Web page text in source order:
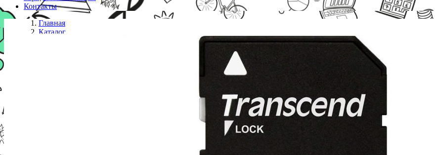
Контакты
Главная
Каталог
Карта памяти MicroSD 16GB Class 10 U1 Transcend TS16GUSD300S-A